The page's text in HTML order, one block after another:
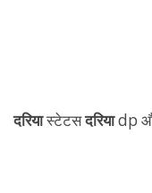
दरियास्टेटसदरियाdp